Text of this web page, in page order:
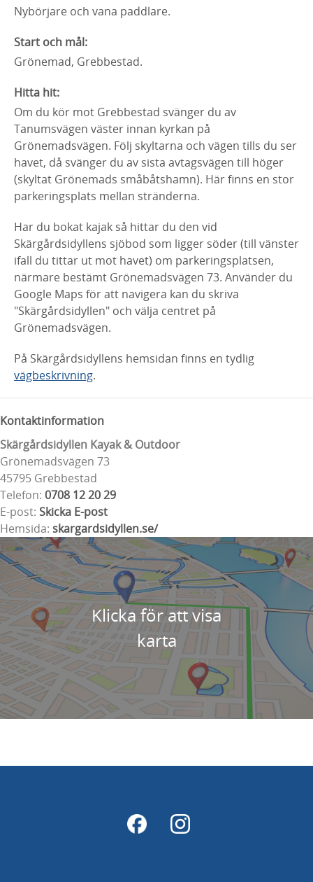
Nybörjare och vana paddlare.
Start och mål:
Grönemad, Grebbestad.
Hitta hit:
Om du kör mot Grebbestad svänger du av
Tanumsvägen väster innan kyrkan på
Grönemadsvägen. Följ skyltarna och vägen tills du ser
havet, då svänger du av sista avtagsvägen till höger
(skyltat Grönemads småbåtshamn). Här finns en stor
parkeringsplats mellan stränderna.
Har du bokat kajak så hittar du den vid
Skärgårdsidyllens sjöbod som ligger söder (till vänster
ifall du tittar ut mot havet) om parkeringsplatsen,
närmare bestämt Grönemadsvägen 73. Använder du
Google Maps för att navigera kan du skriva
"Skärgårdsidyllen" och välja centret på
Grönemadsvägen.
På Skärgårdsidyllens hemsidan finns en tydlig
vägbeskrivning.
Kontaktinformation
Skärgårdsidyllen Kayak & Outdoor
Grönemadsvägen 73
45795 Grebbestad
Telefon: 0708 12 20 29
E-post: Skicka E-post
Hemsida: skargardsidyllen.se/
Klicka för att visa
karta